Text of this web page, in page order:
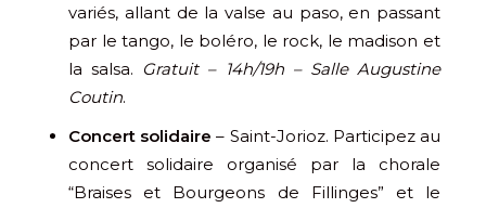
variés, allant de la valse au paso, en passant
par le tango, le boléro, le rock, le madison et
la salsa. Gratuit – 14h/19h – Salle Augustine
Coutin.
Concert solidaire – Saint-Jorioz. Participez au
concert solidaire organisé par la chorale
“Braises et Bourgeons de Fillinges” et le